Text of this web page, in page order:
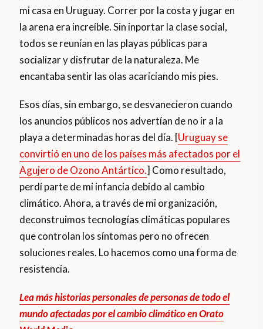
mi casa en Uruguay. Correr por la costa y jugar en
la arena era increíble. Sin inportar la clase social,
todos se reunían en las playas públicas para
socializar y disfrutar de la naturaleza. Me
encantaba sentir las olas acariciando mis pies.
Esos días, sin embargo, se desvanecieron cuando
los anuncios públicos nos advertían de no ir a la
playa a determinadas horas del día. [Uruguay se
convirtió en uno de los países más afectados por el
Agujero de Ozono Antártico.] Como resultado,
perdí parte de mi infancia debido al cambio
climático. Ahora, a través de mi organización,
deconstruimos tecnologías climáticas populares
que controlan los síntomas pero no ofrecen
soluciones reales. Lo hacemos como una forma de
resistencia.
Lea más historias personales de personas de todo el
mundo afectadas por el cambio climático en Orato